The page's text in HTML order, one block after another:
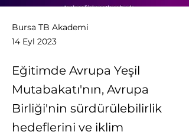
Bursa TB Akademi
14 Eyl 2023
Eğitimde Avrupa Yeşil
Mutabakatı'nın, Avrupa
Birliği'nin sürdürülebilirlik
hedeflerini ve iklim